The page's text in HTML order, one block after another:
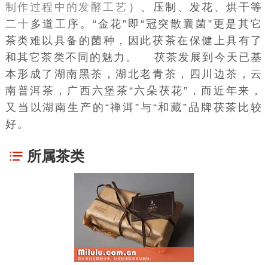
制作过程中的发酵工艺 ）、压制、发花、烘干等
二十多道工序。“金花”即“冠突散囊菌”更是其它
茶类难以具备的菌种，因此茯茶在保健上具有了
和其它茶类不同的魅力。 茯茶发展到今天已基
本形成了湖南黑茶，湖北老青茶，四川边茶，云
南普洱茶，广西六堡茶“六朵茯花”，而近年来，
又当以湖南生产的“禅洱”与“和藏”品牌茯茶比较
好。
所属茶类